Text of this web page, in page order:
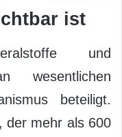
ist
und
wesentlichen
beteiligt.
der mehr als 600